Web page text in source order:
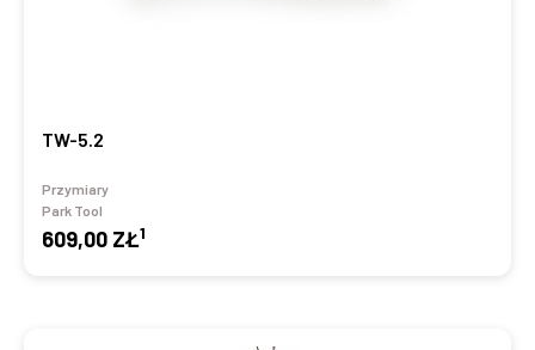
TW-5.2
Przymiary
Park Tool
609,00 ZŁ1